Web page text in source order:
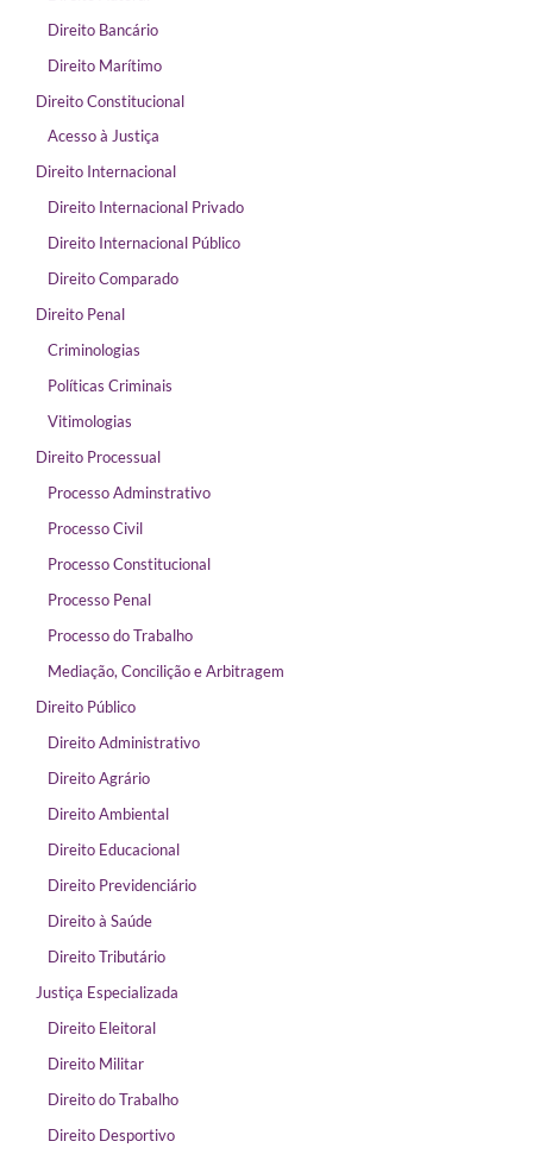
Direito Bancário
Direito Marítimo
Direito Constitucional
Acesso à Justiça
Direito Internacional
Direito Internacional Privado
Direito Internacional Público
Direito Comparado
Direito Penal
Criminologias
Políticas Criminais
Vitimologias
Direito Processual
Processo Adminstrativo
Processo Civil
Processo Constitucional
Processo Penal
Processo do Trabalho
Mediação, Concilição e Arbitragem
Direito Público
Direito Administrativo
Direito Agrário
Direito Ambiental
Direito Educacional
Direito Previdenciário
Direito à Saúde
Direito Tributário
Justiça Especializada
Direito Eleitoral
Direito Militar
Direito do Trabalho
Direito Desportivo